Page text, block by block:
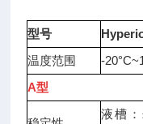
型号
温度范围
-
A型
液槽：